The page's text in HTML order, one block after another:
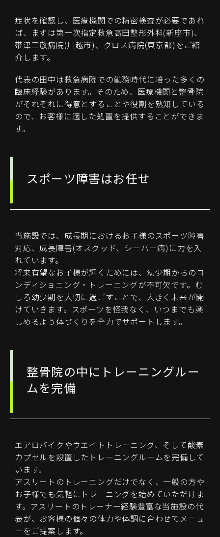
症状を確認し、医療機関での精密検査が必要であれ
ば、まずは第一次指定救急高田整形外科(新座市)、
帯津三敬病院(川越市)、クロス病院(東京都)をご紹
介します。
代表の田中は救急病院での勤務時代に培った多くの
臨床経験があります。そのため、医療機関と整骨院
がそれぞれに得意とすることや役割を熟知している
ので、お客様に適した処置を提供することができま
す。
スポーツ障害はお任せ
当施設では、成長期におけるお子様のスポーツ障害
対応、成長障害(オスグッド、シーバー病)に力を入
れています。
将来有望なお子様が輝くためには、幼少期からのコ
ンディショニング・トレーニングが不可欠です。む
しろ幼少期を大切に過ごすことで、大きく未来が開
けていきます。スポーツを怪我なく、いつまでも楽
しめるよう体づくりを全力でサポートします。
整骨院の中にトレーニングルー
ムを完備
エアロバイクやウエイトトレーニング、そして酸素
カプセルを設置したトレーニングルームを完備して
います。
アスリートのトレーニングだけでなく、一般の方や
お子様でも気軽にトレーニングを始めていただけま
す。アスリートのトレーナー経験豊富な当施設の代
表が、お客様の個々の体力や体調に合わせてメニュ
ーをご提案します。